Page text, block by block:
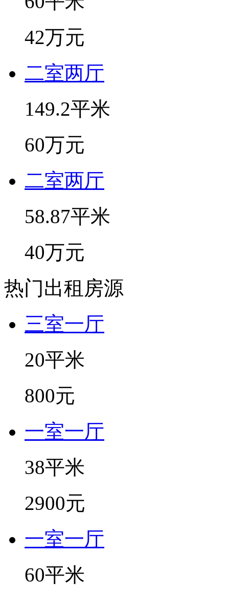
42万元
二室两厅
149.2平米
60万元
二室两厅
58.87平米
40万元
热门出租房源
三室一厅
20平米
800元
一室一厅
38平米
2900元
一室一厅
60平米